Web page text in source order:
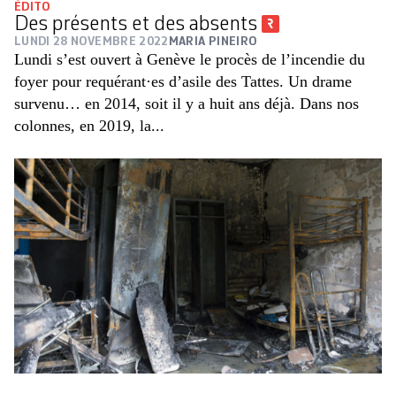
ÉDITO
Des présents et des absents
LUNDI 28 NOVEMBRE 2022 MARIA PINEIRO
Lundi s’est ouvert à Genève le procès de l’incendie du
foyer pour requérant·es d’asile des Tattes. Un drame
survenu… en 2014, soit il y a huit ans déjà. Dans nos
colonnes, en 2019, la...